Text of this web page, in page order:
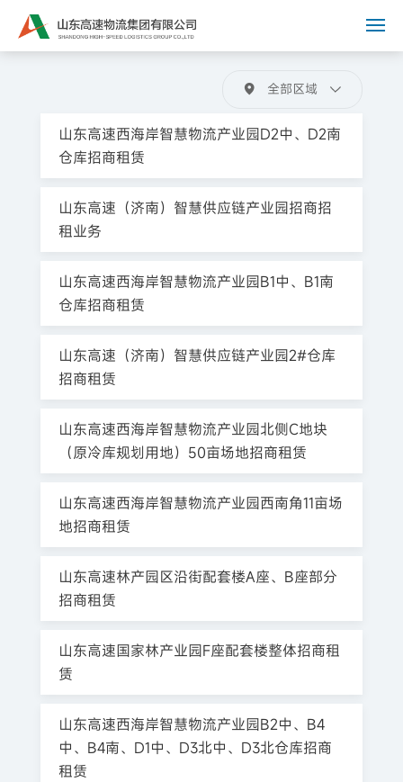
全部区域
山东高速西海岸智慧物流产业园D2中、D2南
仓库招商租赁
山东高速（济南）智慧供应链产业园招商招
租业务
山东高速西海岸智慧物流产业园B1中、B1南
仓库招商租赁
山东高速（济南）智慧供应链产业园2#仓库
招商租赁
山东高速西海岸智慧物流产业园北侧C地块
（原冷库规划用地）50亩场地招商租赁
山东高速西海岸智慧物流产业园西南角11亩场
地招商租赁
山东高速林产园区沿街配套楼A座、B座部分
招商租赁
山东高速国家林产业园F座配套楼整体招商租
赁
山东高速西海岸智慧物流产业园B2中、B4
中、B4南、D1中、D3北中、D3北仓库招商
租赁